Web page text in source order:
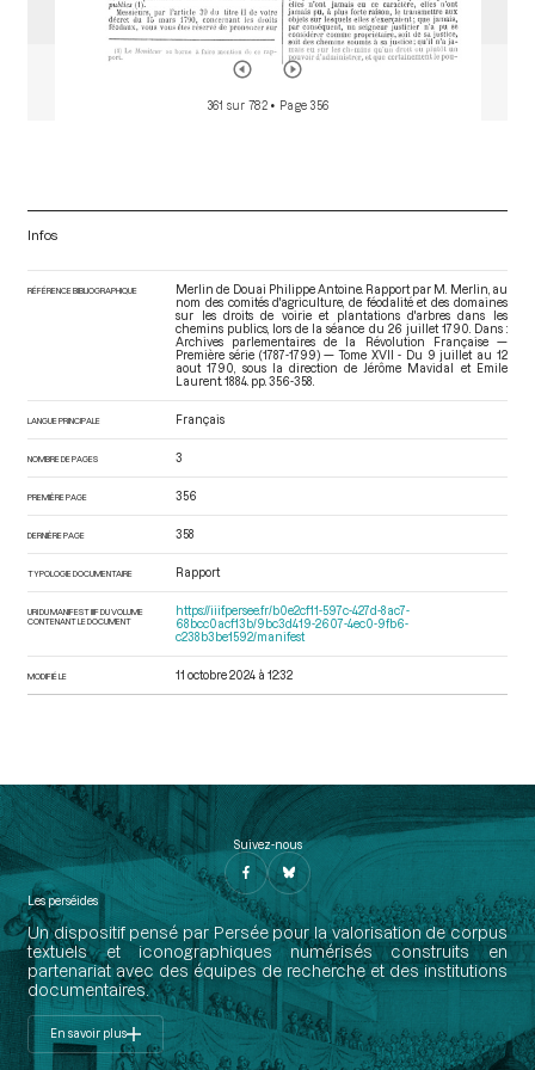
361 sur 782 • Page 356
Infos
RÉFÉRENCE BIBLIOGRAPHIQUE
Merlin de Douai Philippe Antoine. Rapport par M. Merlin, au
nom des comités d'agriculture, de féodalité et des domaines
sur les droits de voirie et plantations d'arbres dans les
chemins publics, lors de la séance du 26 juillet 1790. Dans :
Archives parlementaires de la Révolution Française —
Première série (1787-1799) — Tome XVII - Du 9 juillet au 12
aout 1790
, sous la direction de Jérôme Mavidal et Emile
Laurent. 1884. pp. 356-358.
LANGUE PRINCIPALE Français
NOMBRE DE PAGES 3
PREMIÈRE PAGE 356
DERNIÈRE PAGE 358
TYPOLOGIE DOCUMENTAIRE Rapport
URI DU MANIFEST IIIF DU VOLUME
CONTENANT LE DOCUMENT
https://iiif.persee.fr/b0e2cf11-597c-427d-8ac7-
68bcc0acf13b/9bc3d419-2607-4ec0-9fb6-
c238b3be1592/manifest
MODIFIÉ LE 11 octobre 2024 à 12:32
Suivez-nous
Les perséides
Un dispositif pensé par Persée pour la valorisation de corpus
textuels et iconographiques numérisés construits en
partenariat avec des équipes de recherche et des institutions
documentaires.
En savoir plus